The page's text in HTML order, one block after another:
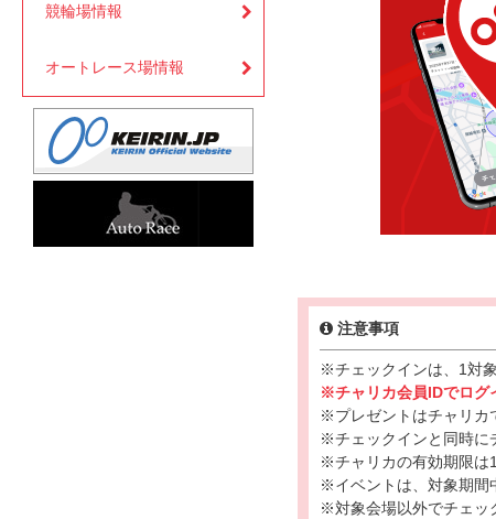
競輪場情報
オートレース場情報
注意事項
※チェックインは、1対
※チャリカ会員IDでログ
※プレゼントはチャリカ
※チェックインと同時に
※チャリカの有効期限は
※イベントは、対象期間
※対象会場以外でチェッ